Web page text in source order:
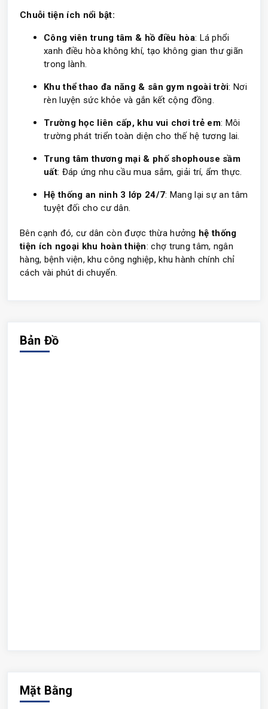
Chuỗi tiện ích nổi bật:
Công viên trung tâm & hồ điều hòa: Lá phổi
xanh điều hòa không khí, tạo không gian thư giãn
trong lành.
Khu thể thao đa năng & sân gym ngoài trời: Nơi
rèn luyện sức khỏe và gắn kết cộng đồng.
Trường học liên cấp, khu vui chơi trẻ em: Môi
trường phát triển toàn diện cho thế hệ tương lai.
Trung tâm thương mại & phố shophouse sầm
uất: Đáp ứng nhu cầu mua sắm, giải trí, ẩm thực.
Hệ thống an ninh 3 lớp 24/7: Mang lại sự an tâm
tuyệt đối cho cư dân.
Bên cạnh đó, cư dân còn được thừa hưởng hệ thống
tiện ích ngoại khu hoàn thiện: chợ trung tâm, ngân
hàng, bệnh viện, khu công nghiệp, khu hành chính chỉ
cách vài phút di chuyển.
Bản Đồ
Mặt Bằng